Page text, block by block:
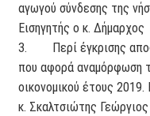
αγωγού σύνδεσης της
Εισηγητής ο κ. Δήμαρχος
3. Περί έγκρισης
που αφορά αναμόρφωση
οικονομικού έτους
κ. Σκαλτσιώτης Γεώργιος